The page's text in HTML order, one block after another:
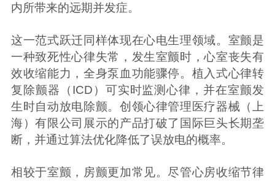
内所带来的远期并发症。
这一范式跃迁同样体现在心电生理领域。室颤是
一种致死性心律失常，发生室颤时，心室丧失有
效收缩能力，全身泵血功能骤停。植入式心律转
复除颤器（ICD）可实时监测心律，并在室颤发
生时自动放电除颤。创领心律管理医疗器械（上
海）有限公司展示的产品打破了国际巨头长期垄
断，并通过算法优化降低了误放电的概率。
相较于室颤，房颤更加常见。尽管心房收缩节律